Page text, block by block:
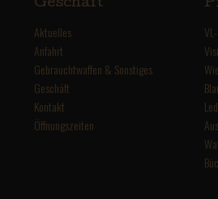
Geschäft
Aktuelles
Anfahrt
Gebrauchtwaffen & Sonstiges
Geschäft
Kontakt
Öffnungszeiten